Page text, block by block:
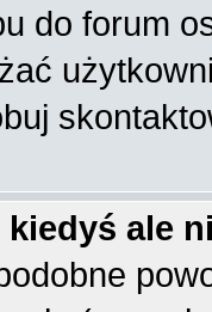
do forum
kiedyś ale